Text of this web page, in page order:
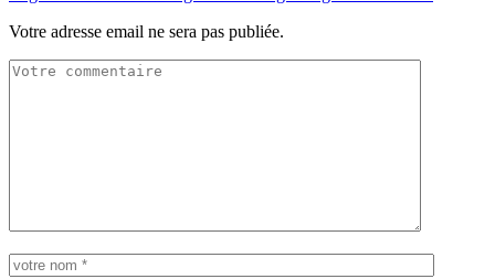
Votre adresse email ne sera pas publiée.